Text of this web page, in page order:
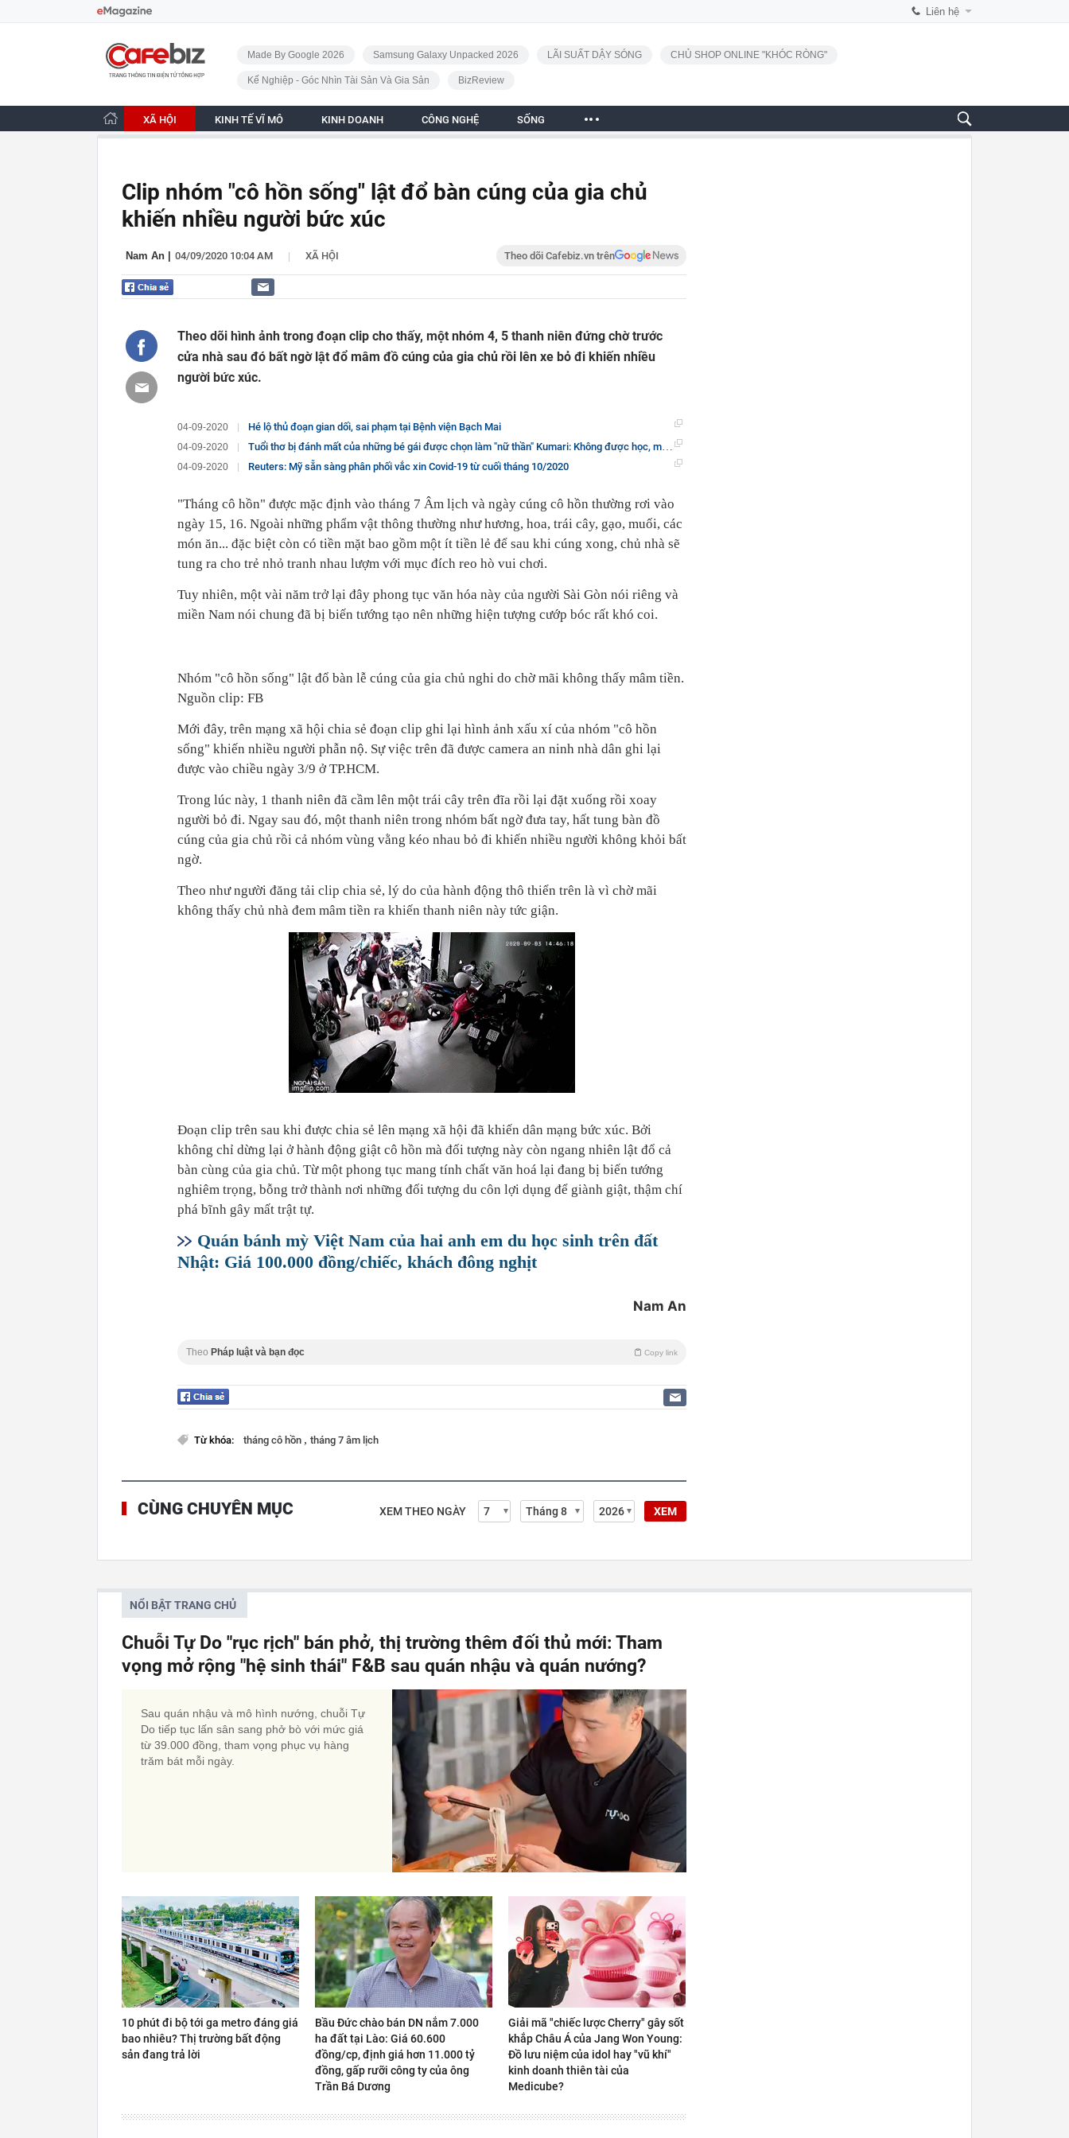
Liên hệ
CafeBiz - Trang chủ
Made By Google 2026 Samsung Galaxy Unpacked 2026 LÃI SUẤT DẬY SÓNG CHỦ SHOP ONLINE "KHÓC RÒNG"
Kế Nghiệp - Góc Nhìn Tài Sản Và Gia Sản BizReview
XÃ HỘI KINH TẾ VĨ MÔ KINH DOANH CÔNG NGHỆ SỐNG
Clip nhóm "cô hồn sống" lật đổ bàn cúng của gia chủ
khiến nhiều người bức xúc
Nam An 04/09/2020 10:04 AM | XÃ HỘI Theo dõi Cafebiz.vn trên
Theo dõi hình ảnh trong đoạn clip cho thấy, một nhóm 4, 5 thanh niên đứng chờ trước
cửa nhà sau đó bất ngờ lật đổ mâm đồ cúng của gia chủ rồi lên xe bỏ đi khiến nhiều
người bức xúc.
04-09-2020 Hé lộ thủ đoạn gian dối, sai phạm tại Bệnh viện Bạch Mai
04-09-2020 Tuổi thơ bị đánh mất của những bé gái được chọn làm "nữ thần" Kumari: Không được học, mất khả năng đi lại bình thường và không thể kết hôn
04-09-2020 Reuters: Mỹ sẵn sàng phân phối vắc xin Covid-19 từ cuối tháng 10/2020
"Tháng cô hồn" được mặc định vào tháng 7 Âm lịch và ngày cúng cô hồn thường rơi vào
ngày 15, 16. Ngoài những phẩm vật thông thường như hương, hoa, trái cây, gạo, muối, các
món ăn... đặc biệt còn có tiền mặt bao gồm một ít tiền lẻ để sau khi cúng xong, chủ nhà sẽ
tung ra cho trẻ nhỏ tranh nhau lượm với mục đích reo hò vui chơi.
Tuy nhiên, một vài năm trở lại đây phong tục văn hóa này của người Sài Gòn nói riêng và
miền Nam nói chung đã bị biến tướng tạo nên những hiện tượng cướp bóc rất khó coi.
Nhóm "cô hồn sống" lật đổ bàn lễ cúng của gia chủ nghi do chờ mãi không thấy mâm tiền.
Nguồn clip: FB
Mới đây, trên mạng xã hội chia sẻ đoạn clip ghi lại hình ảnh xấu xí của nhóm "cô hồn
sống" khiến nhiều người phẫn nộ. Sự việc trên đã được camera an ninh nhà dân ghi lại
được vào chiều ngày 3/9 ở TP.HCM.
Trong lúc này, 1 thanh niên đã cầm lên một trái cây trên đĩa rồi lại đặt xuống rồi xoay
người bỏ đi. Ngay sau đó, một thanh niên trong nhóm bất ngờ đưa tay, hất tung bàn đồ
cúng của gia chủ rồi cả nhóm vùng vằng kéo nhau bỏ đi khiến nhiều người không khỏi bất
ngờ.
Theo như người đăng tải clip chia sẻ, lý do của hành động thô thiển trên là vì chờ mãi
không thấy chủ nhà đem mâm tiền ra khiến thanh niên này tức giận.
Đoạn clip trên sau khi được chia sẻ lên mạng xã hội đã khiến dân mạng bức xúc. Bởi
không chỉ dừng lại ở hành động giật cô hồn mà đối tượng này còn ngang nhiên lật đổ cả
bàn cùng của gia chủ. Từ một phong tục mang tính chất văn hoá lại đang bị biến tướng
nghiêm trọng, bỗng trở thành nơi những đối tượng du côn lợi dụng để giành giật, thậm chí
phá bĩnh gây mất trật tự.
Quán bánh mỳ Việt Nam của hai anh em du học sinh trên đất
Nhật: Giá 100.000 đồng/chiếc, khách đông nghịt
Nam An
Theo Pháp luật và bạn đọc Copy link
Từ khóa: tháng cô hồn , tháng 7 âm lịch
CÙNG CHUYÊN MỤC XEM THEO NGÀY XEM
NỔI BẬT TRANG CHỦ
Chuỗi Tự Do "rục rịch" bán phở, thị trường thêm đối thủ mới: Tham
vọng mở rộng "hệ sinh thái" F&B sau quán nhậu và quán nướng?
Sau quán nhậu và mô hình nướng, chuỗi Tự
Do tiếp tục lấn sân sang phở bò với mức giá
từ 39.000 đồng, tham vọng phục vụ hàng
trăm bát mỗi ngày.
10 phút đi bộ tới ga metro đáng giá
bao nhiêu? Thị trường bất động
sản đang trả lời
Bầu Đức chào bán DN nắm 7.000
ha đất tại Lào: Giá 60.600
đồng/cp, định giá hơn 11.000 tỷ
đồng, gấp rưỡi công ty của ông
Trần Bá Dương
Giải mã "chiếc lược Cherry" gây sốt
khắp Châu Á của Jang Won Young:
Đồ lưu niệm của idol hay "vũ khí"
kinh doanh thiên tài của
Medicube?